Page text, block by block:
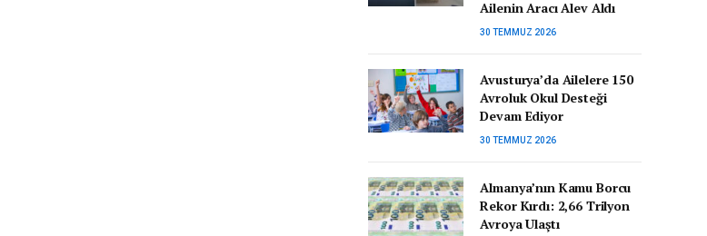
Ailenin Aracı Alev Aldı
30 TEMMUZ 2026
Avusturya’da Ailelere 150
Avroluk Okul Desteği
Devam Ediyor
30 TEMMUZ 2026
Almanya’nın Kamu Borcu
Rekor Kırdı: 2,66 Trilyon
Avroya Ulaştı